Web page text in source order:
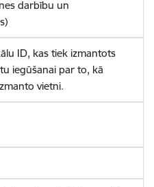
darbību un
ID, kas tiek izmantots
iegūšanai par to, kā
vietni.